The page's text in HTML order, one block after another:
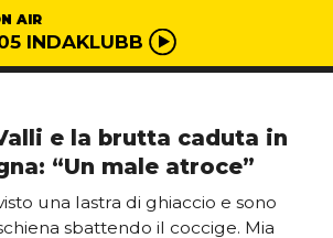
AIR
INDAKLUBB
e la brutta caduta in
“Un male atroce”
una lastra di ghiaccio e sono
sbattendo il coccige. Mia